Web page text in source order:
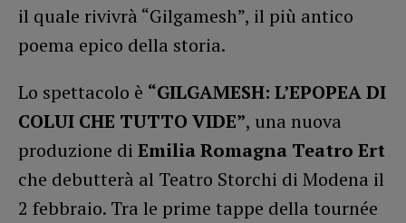
il quale rivivrà “Gilgamesh”, il più antico
poema epico della storia.
Lo spettacolo è “GILGAMESH: L’EPOPEA DI
COLUI CHE TUTTO VIDE”, una nuova
produzione di Emilia Romagna Teatro Ert
che debutterà al Teatro Storchi di Modena il
2 febbraio. Tra le prime tappe della tournée